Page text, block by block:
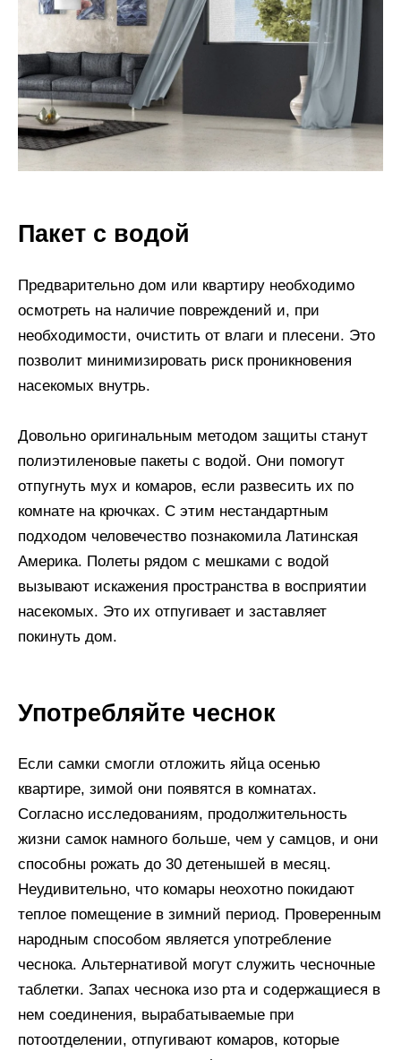
Пакет с водой
Предварительно дом или квартиру необходимо
осмотреть на наличие повреждений и, при
необходимости, очистить от влаги и плесени. Это
позволит минимизировать риск проникновения
насекомых внутрь.
Довольно оригинальным методом защиты станут
полиэтиленовые пакеты с водой. Они помогут
отпугнуть мух и комаров, если развесить их по
комнате на крючках. С этим нестандартным
подходом человечество познакомила Латинская
Америка. Полеты рядом с мешками с водой
вызывают искажения пространства в восприятии
насекомых. Это их отпугивает и заставляет
покинуть дом.
Употребляйте чеснок
Если самки смогли отложить яйца осенью
квартире, зимой они появятся в комнатах.
Согласно исследованиям, продолжительность
жизни самок намного больше, чем у самцов, и они
способны рожать до 30 детенышей в месяц.
Неудивительно, что комары неохотно покидают
теплое помещение в зимний период. Проверенным
народным способом является употребление
чеснока. Альтернативой могут служить чесночные
таблетки. Запах чеснока изо рта и содержащиеся в
нем соединения, вырабатываемые при
потоотделении, отпугивают комаров, которые